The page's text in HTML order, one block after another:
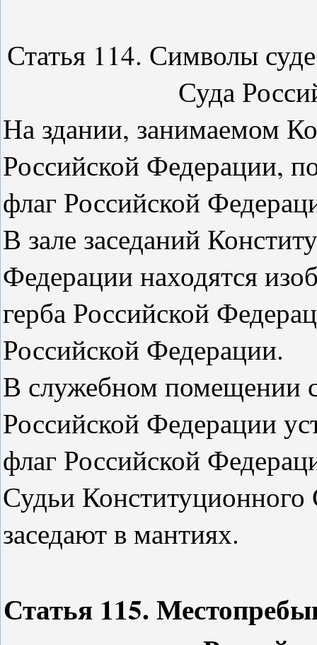
Статья 114. Символы
Суда
На здании, занимаемом
Российской Федерации,
флаг Российской
В зале заседаний
Федерации находятся
герба Российской
Российской Федерации.
В служебном помещении
Российской Федерации
флаг Российской
Судьи
заседают в мантиях.
Статья 115.